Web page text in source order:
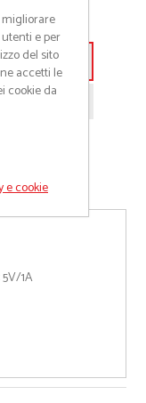
1A
e per
del sito
accetti le
cookie da
e cookie